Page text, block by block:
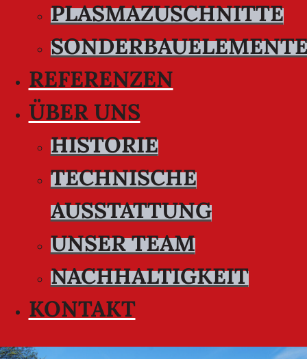
PLASMAZUSCHNITTE
REFERENZEN
ÜBER UNS
HISTORIE
TECHNISCHE
AUSSTATTUNG
UNSER TEAM
NACHHALTIGKEIT
KONTAKT